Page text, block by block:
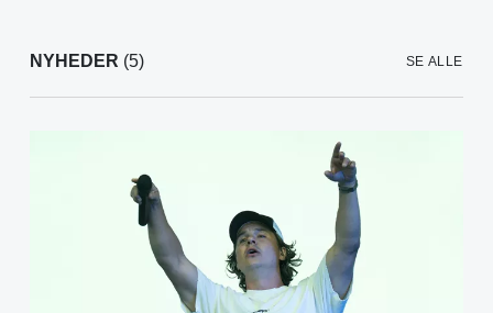
NYHEDER (5) SE ALLE